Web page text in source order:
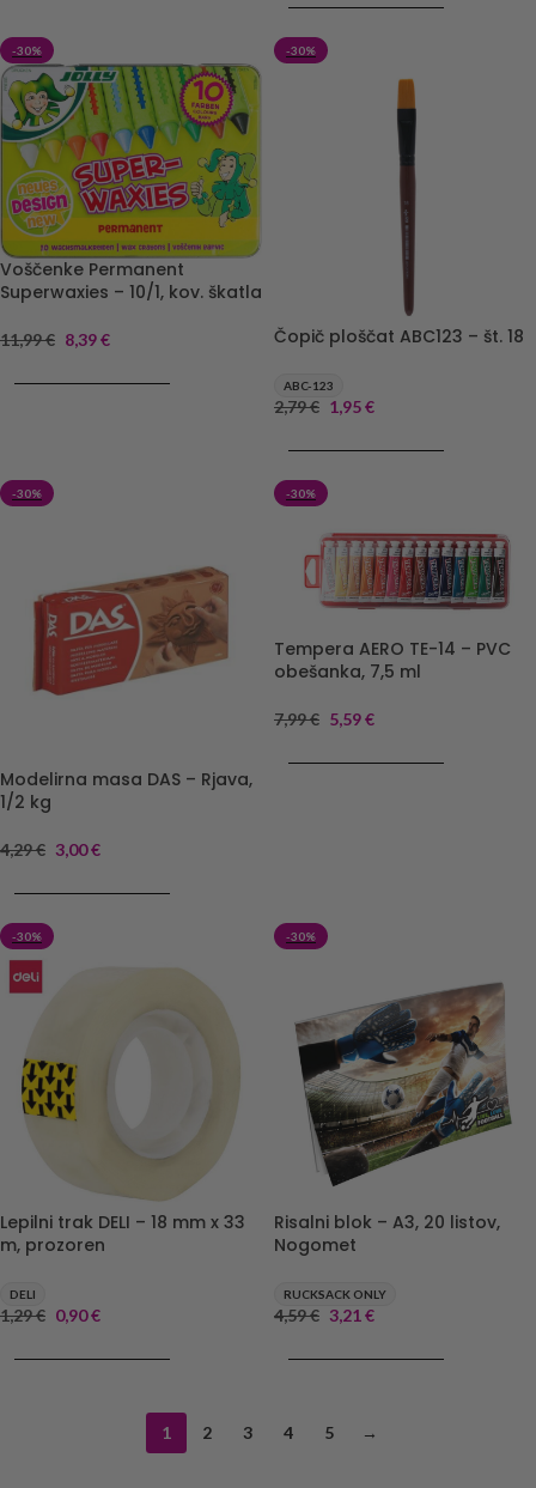
-30%
Voščenke Permanent
Superwaxies – 10/1, kov. škatla
11,99€ 8,39€
-30%
Čopič ploščat ABC123 – št. 18
ABC-123
2,79€ 1,95€
-30%
Modelirna masa DAS – Rjava,
1/2 kg
4,29€ 3,00€
-30%
Tempera AERO TE-14 – PVC
obešanka, 7,5 ml
7,99€ 5,59€
-30%
Lepilni trak DELI – 18 mm x 33
m, prozoren
DELI
1,29€ 0,90€
-30%
Risalni blok – A3, 20 listov,
Nogomet
RUCKSACK ONLY
4,59€ 3,21€
1 2 3 4 5 →